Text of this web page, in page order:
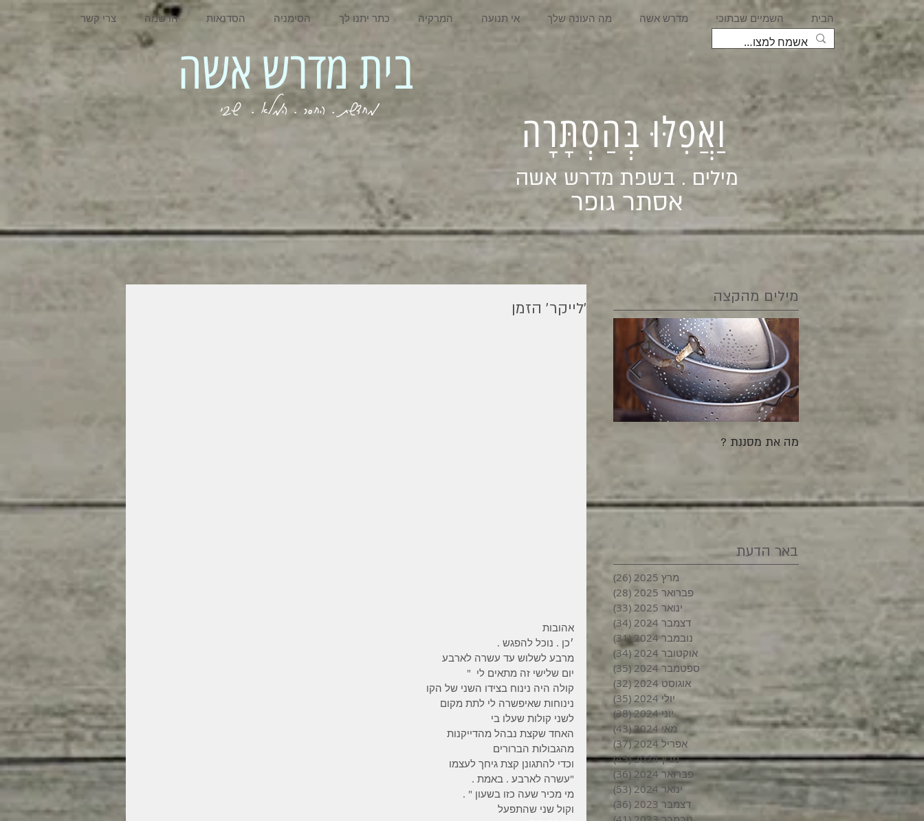
צרי קשר הרשמה הסדנאות הסימניה כתר יתנו לך המרקיה אי תנועה מה העונה שלך מדרש אשה השמיים שבתוכי הבית
מילים . בשפת מדרש אשה
אסתר גופר
וַאֲפִלּוּ בְּהַסְתָּרָה
׳לייקר׳ הזמן
אהובות
׳כן . נוכל להפגש .
מרבע לשלוש עד עשרה לארבע
יום שלישי זה מתאים לי  "
קולה היה נינוח בצידו השני של הקו
נינוחות שאיפשרה לי לתת מקום
לשני קולות שעלו בי
האחד שקצת נבהל מהדייקנות
מהגבולות הברורים
וכדי להתגונן קצת גיחך לעצמו
"עשרה לארבע . באמת .
מי מכיר שעה כזו בשעון " .
וקול שני שהתפעל
מילים מהקצה
מה את מסננת ?
באר הדעת
מרץ 2025 (26)
פברואר 2025
(28)
ינואר 2025
(33)
דצמבר 2024
(34)
נובמבר 2024
(31)
אוקטובר 2024
(34)
ספטמבר 2024
(35)
אוגוסט 2024
(32)
יולי 2024
(35)
35 פוסטים
יוני 2024
(38)
38 פוסטים
מאי 2024
(43)
43 פוסטים
אפריל 2024
(37)
37 פוסטים
מרץ 2024
(45)
45 פוסטים
פברואר 2024
(36)
36 פוסטים
ינואר 2024
(53)
דצמבר 2023
(36)
36 פוסטים
מחדשת . החסר . המלא . שבי